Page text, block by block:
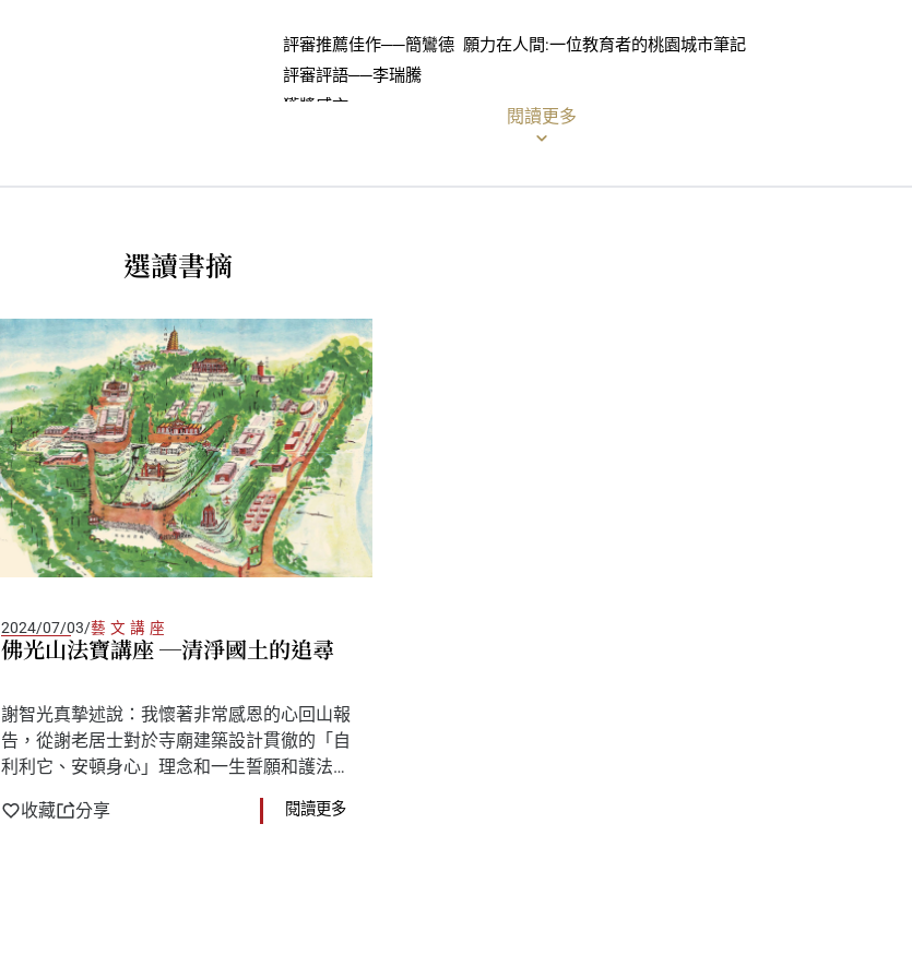
評審推薦佳作──簡鸞德 願力在人間:一位教育者的桃園城市筆記
評審評語──李瑞騰
獲獎感言
閱讀更多
選讀書摘
2024/07/03/藝文講座
佛光山法寶講座 ─清淨國土的追尋
謝智光真摯述說：我懷著非常感恩的心回山報
告，從謝老居士對於寺廟建築設計貫徹的「自
利利它、安頓身心」理念和一生誓願和護法善
舉，我看到善的循環，因為祖父謝老居士，我
們無形中和佛光山串聯在一起，結下很多因
收藏 分享 閱讀更多